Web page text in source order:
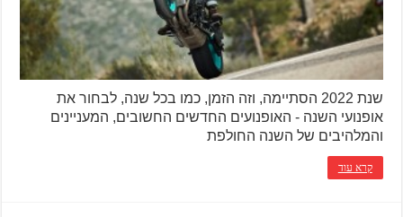
שנת 2022 הסתיימה, וזה הזמן, כמו בכל שנה, לבחור את
אופנועי השנה - האופנועים החדשים החשובים, המעניינים
והמלהיבים של השנה החולפת
קרא עוד